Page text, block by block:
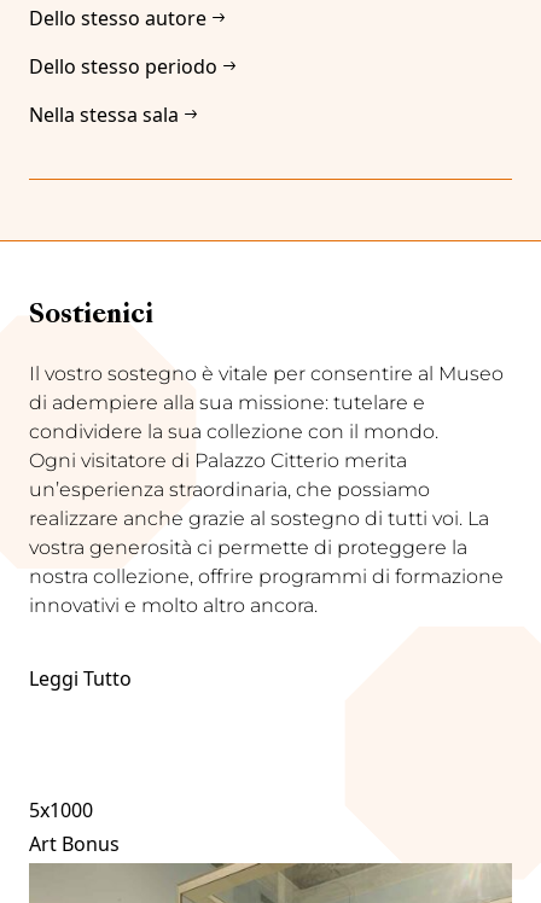
Dello stesso autore
Dello stesso periodo
Nella stessa sala
Sostienici
Il vostro sostegno è vitale per consentire al Museo
di adempiere alla sua missione: tutelare e
condividere la sua collezione con il mondo.
Ogni visitatore di Palazzo Citterio merita
un’esperienza straordinaria, che possiamo
realizzare anche grazie al sostegno di tutti voi. La
vostra generosità ci permette di proteggere la
nostra collezione, offrire programmi di formazione
innovativi e molto altro ancora.
Leggi Tutto
5x1000
Art Bonus